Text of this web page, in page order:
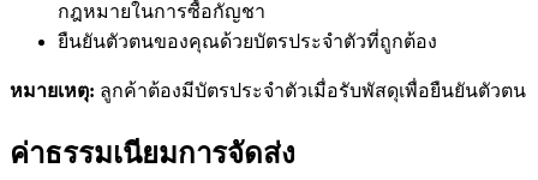
กฎหมายในการซื้อกัญชา
ยืนยันตัวตนของคุณด้วยบัตรประจำตัวที่ถูกต้อง
หมายเหตุ: ลูกค้าต้องมีบัตรประจำตัวเมื่อรับพัสดุเพื่อยืนยันตัวตน
ค่าธรรมเนียมการจัดส่ง